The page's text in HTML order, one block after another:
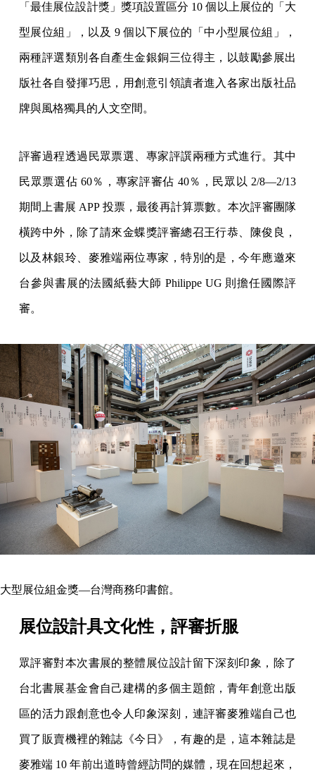
「最佳展位設計獎」獎項設置區分 10 個以上展位的「大
型展位組」，以及 9 個以下展位的「中小型展位組」，
兩種評選類別各自產生金銀銅三位得主，以鼓勵參展出
版社各自發揮巧思，用創意引領讀者進入各家出版社品
牌與風格獨具的人文空間。
評審過程透過民眾票選、專家評譔兩種方式進行。其中
民眾票選佔 60％，專家評審佔 40％，民眾以 2/8—2/13
期間上書展 APP 投票，最後再計算票數。本次評審團隊
橫跨中外，除了請來金蝶獎評審總召王行恭、陳俊良，
以及林銀玲、麥雅端兩位專家，特別的是，今年應邀來
台參與書展的法國紙藝大師 Philippe UG 則擔任國際評
審。
大型展位組金獎—台灣商務印書館。
展位設計具文化性，評審折服
眾評審對本次書展的整體展位設計留下深刻印象，除了
台北書展基金會自己建構的多個主題館，青年創意出版
區的活力跟創意也令人印象深刻，連評審麥雅端自己也
買了販賣機裡的雜誌《今日》，有趣的是，這本雜誌是
麥雅端 10 年前出道時曾經訪問的媒體，現在回想起來，